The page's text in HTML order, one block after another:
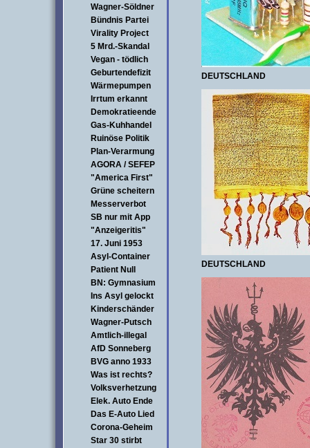
Wagner-Söldner
Bündnis Partei
Virality Project
5 Mrd.-Skandal
Vegan - tödlich
Geburtendefizit
Wärmepumpen
Irrtum erkannt
Demokratieende
Gas-Kuhhandel
Ruinöse Politik
Plan-Verarmung
AGORA / SEFEP
"America First"
Grüne scheitern
Messerverbot
SB nur mit App
"Anzeigeritis"
17. Juni 1953
Asyl-Container
Patient Null
BN: Gymnasium
Ins Asyl gelockt
Kinderschänder
Wagner-Putsch
Amtlich-illegal
AfD Sonneberg
BVG anno 1933
Was ist rechts?
Volksverhetzung
Elek. Auto Ende
Das E-Auto Lied
Corona-Geheim
Star 30 stirbt
DEUTSCHLAND
DEUTSCHLAND